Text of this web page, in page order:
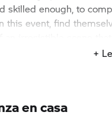
skilled enough, to
this event, find
borders or language+
en casa